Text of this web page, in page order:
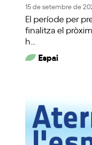
15 de setembre de
El període per
finalitza el
h…
Espai